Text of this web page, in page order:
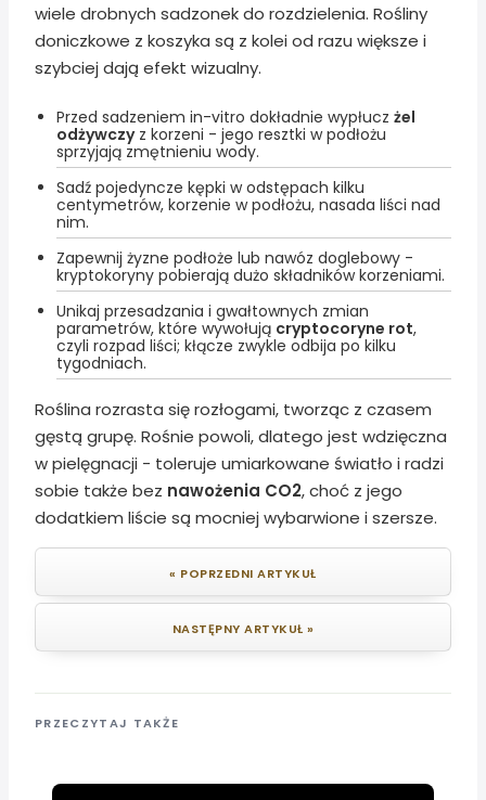
wiele drobnych sadzonek do rozdzielenia. Rośliny
doniczkowe z koszyka są z kolei od razu większe i
szybciej dają efekt wizualny.
Przed sadzeniem in-vitro dokładnie wypłucz żel
odżywczyz korzeni - jego resztki w podłożu
sprzyjają zmętnieniu wody.
Sadź pojedyncze kępki w odstępach kilku
centymetrów, korzenie w podłożu, nasada liści nad
nim.
Zapewnij żyzne podłoże lub nawóz doglebowy -
kryptokoryny pobierają dużo składników korzeniami.
Unikaj przesadzania i gwałtownych zmian
parametrów, które wywołują cryptocoryne rot,
czyli rozpad liści; kłącze zwykle odbija po kilku
tygodniach.
Roślina rozrasta się rozłogami, tworząc z czasem
gęstą grupę. Rośnie powoli, dlatego jest wdzięczna
w pielęgnacji - toleruje umiarkowane światło i radzi
sobie także bez nawożenia CO2, choć z jego
dodatkiem liście są mocniej wybarwione i szersze.
« POPRZEDNI ARTYKUŁ
NASTĘPNY ARTYKUŁ »
PRZECZYTAJ TAKŻE